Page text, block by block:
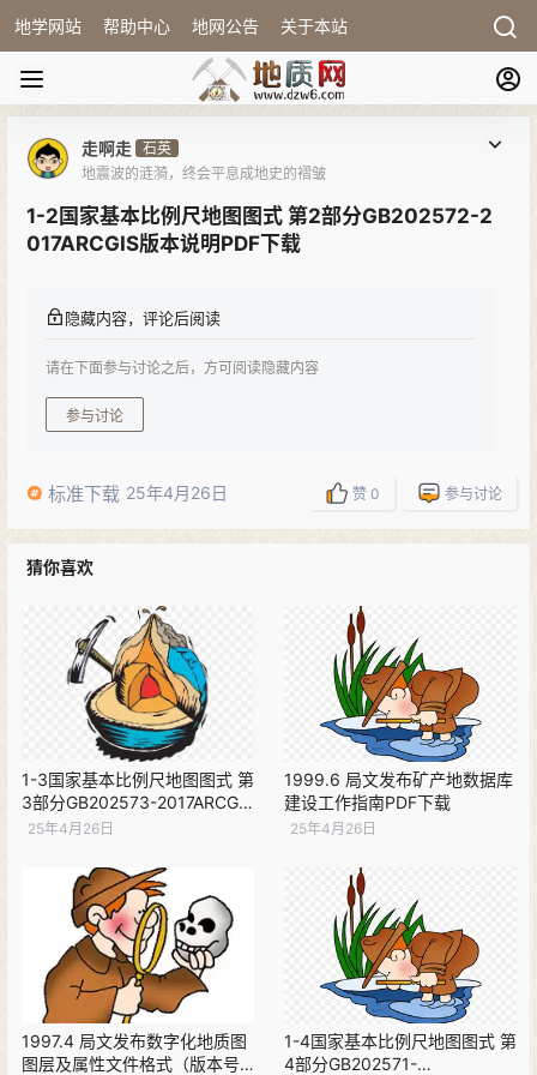
地学网站 帮助中心 地网公告 关于本站
走啊走 石英
地震波的涟漪，终会平息成地史的褶皱
1-2国家基本比例尺地图图式 第2部分GB202572-2
017ARCGIS版本说明PDF下载
隐藏内容，评论后阅读
请在下面参与讨论之后，方可阅读隐藏内容
参与讨论
标准下载 25年4月26日 赞 0 参与讨论
猜你喜欢
1-3国家基本比例尺地图图式 第
3部分GB202573-2017ARCGIS
版本说明PDF下载
25年4月26日
1999.6 局文发布矿产地数据库
建设工作指南PDF下载
25年4月26日
1997.4 局文发布数字化地质图
图层及属性文件格式（版本号
1-4国家基本比例尺地图图式 第
4部分GB202571-